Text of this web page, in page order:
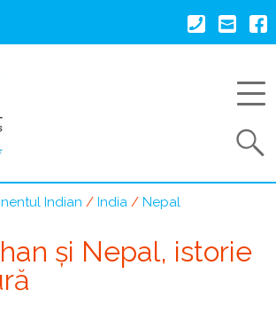
Indian India Nepal
și Nepal, istorie